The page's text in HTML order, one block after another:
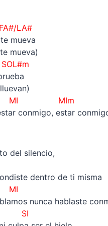
mueva
mueva)
conmigo, estar
del silencio,
dentro de ti misma
nunca hablaste